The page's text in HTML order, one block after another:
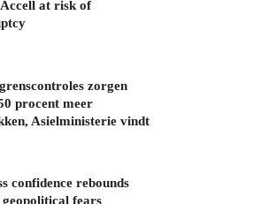
at risk of
zorgen
procent meer
Asielministerie vindt
confidence rebounds
geopolitical fears